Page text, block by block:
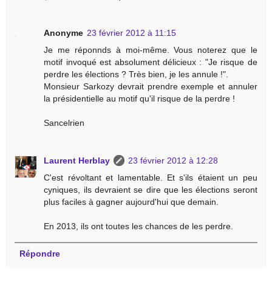
Anonyme 23 février 2012 à 11:15
Je me réponnds à moi-même. Vous noterez que le
motif invoqué est absolument délicieux : "Je risque de
perdre les élections ? Très bien, je les annule !".
Monsieur Sarkozy devrait prendre exemple et annuler
la présidentielle au motif qu'il risque de la perdre !
Sancelrien
Laurent Herblay
23 février 2012 à 12:28
C'est révoltant et lamentable. Et s'ils étaient un peu
cyniques, ils devraient se dire que les élections seront
plus faciles à gagner aujourd'hui que demain.
En 2013, ils ont toutes les chances de les perdre.
Répondre